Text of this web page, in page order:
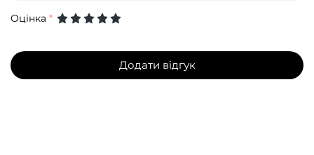
Оцінка *
Додати відгук